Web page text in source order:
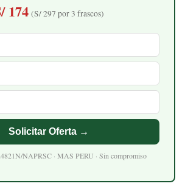
174 (S/ 297 por 3 frascos)
Solicitar Oferta →
NAPRSC · MAS PERU · Sin compromiso